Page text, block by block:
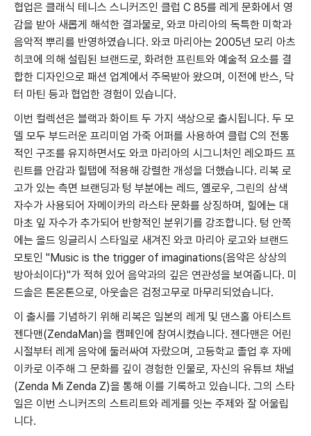
협업은 클래식 테니스 스니커즈인 클럽 C 85를 레게 문화에서 영
감을 받아 새롭게 해석한 결과물로, 와코 마리아의 독특한 미학과
음악적 뿌리를 반영하였습니다. 와코 마리아는 2005년 모리 아츠
히코에 의해 설립된 브랜드로, 화려한 프린트와 예술적 요소를 결
합한 디자인으로 패션 업계에서 주목받아 왔으며, 이전에 반스, 닥
터 마틴 등과 협업한 경험이 있습니다.
이번 컬렉션은 블랙과 화이트 두 가지 색상으로 출시됩니다. 두 모
델 모두 부드러운 프리미엄 가죽 어퍼를 사용하여 클럽 C의 전통
적인 구조를 유지하면서도 와코 마리아의 시그니처인 레오파드 프
린트를 안감과 힐탭에 적용해 강렬한 개성을 더했습니다. 리복 로
고가 있는 측면 브랜딩과 텅 부분에는 레드, 옐로우, 그린의 삼색
자수가 사용되어 자메이카의 라스타 문화를 상징하며, 힐에는 대
마초 잎 자수가 추가되어 반항적인 분위기를 강조합니다. 텅 안쪽
에는 올드 잉글리시 스타일로 새겨진 와코 마리아 로고와 브랜드
모토인 "Music is the trigger of imaginations(음악은 상상의
방아쇠이다)"가 적혀 있어 음악과의 깊은 연관성을 보여줍니다. 미
드솔은 톤온톤으로, 아웃솔은 검정고무로 마무리되었습니다.
이 출시를 기념하기 위해 리복은 일본의 레게 및 댄스홀 아티스트
젠다맨(ZendaMan)을 캠페인에 참여시켰습니다. 젠다맨은 어린
시절부터 레게 음악에 둘러싸여 자랐으며, 고등학교 졸업 후 자메
이카로 이주해 그 문화를 깊이 경험한 인물로, 자신의 유튜브 채널
(Zenda Mi Zenda Z)을 통해 이를 기록하고 있습니다. 그의 스타
일은 이번 스니커즈의 스트리트와 레게를 잇는 주제와 잘 어울립
니다.